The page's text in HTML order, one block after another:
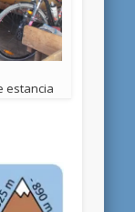
estancia